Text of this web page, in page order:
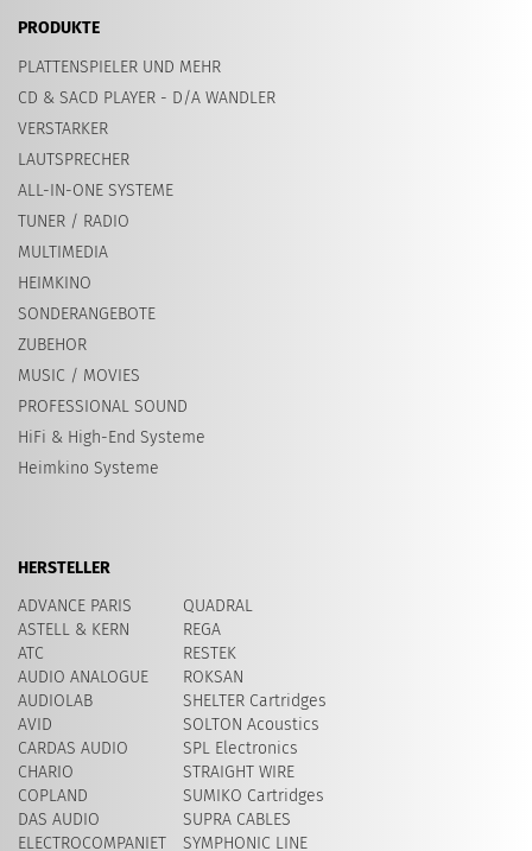
PRODUKTE
PLATTENSPIELER UND MEHR
CD & SACD PLAYER - D/A WANDLER
VERSTARKER
LAUTSPRECHER
ALL-IN-ONE SYSTEME
TUNER / RADIO
MULTIMEDIA
HEIMKINO
SONDERANGEBOTE
ZUBEHOR
MUSIC / MOVIES
PROFESSIONAL SOUND
HiFi & High-End Systeme
Heimkino Systeme
HERSTELLER
ADVANCE PARIS
ASTELL & KERN
ATC
AUDIO ANALOGUE
AUDIOLAB
AVID
CARDAS AUDIO
CHARIO
COPLAND
DAS AUDIO
ELECTROCOMPANIET
QUADRAL
REGA
RESTEK
ROKSAN
SHELTER Cartridges
SOLTON Acoustics
SPL Electronics
STRAIGHT WIRE
SUMIKO Cartridges
SUPRA CABLES
SYMPHONIC LINE